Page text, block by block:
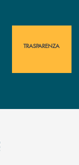
filiali&nbsp; di Banca
immediata?
TRASPARENZA